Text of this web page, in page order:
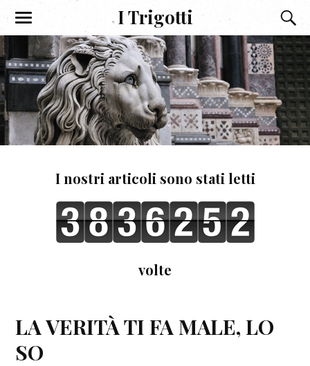
I Trigotti
I nostri articoli sono stati letti
volte
LA VERITÀ TI FA MALE, LO
SO